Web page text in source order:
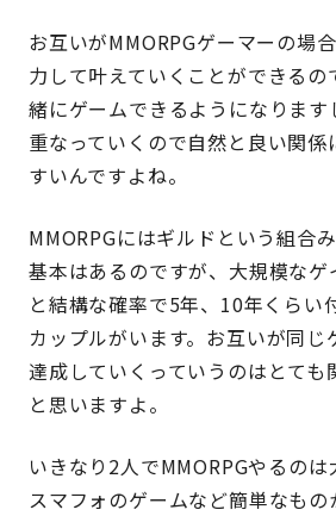
お互いがMMORPGゲーマーの場
力して叶えていくことができるの
緒にゲームできるようになりま
重なっていくので自然と良い関係
すいんですよね。
MMORPGにはギルドという組合
基本はあるのですが、大規模なゲ
と結構な確率で5年、10年くらい
カップルがいます。お互いが同じ
達成していくっていうのはとても
と思いますよ。
いきなり2人でMMORPGやるの
スマフォのゲームなど簡単なもの